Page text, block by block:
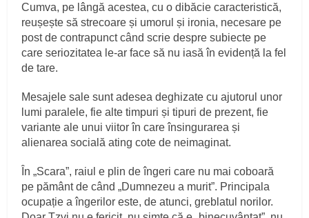
Cumva, pe lângă acestea, cu o dibăcie caracteristică,
reușește să strecoare și umorul și ironia, necesare pe
post de contrapunct când scrie despre subiecte pe
care seriozitatea le-ar face să nu iasă în evidență la fel
de tare.
Mesajele sale sunt adesea deghizate cu ajutorul unor
lumi paralele, fie alte timpuri și tipuri de prezent, fie
variante ale unui viitor în care însingurarea și
alienarea socială ating cote de neimaginat.
În „Scara”, raiul e plin de îngeri care nu mai coboară
pe pământ de când „Dumnezeu a murit”. Principala
ocupație a îngerilor este, de atunci, greblatul norilor.